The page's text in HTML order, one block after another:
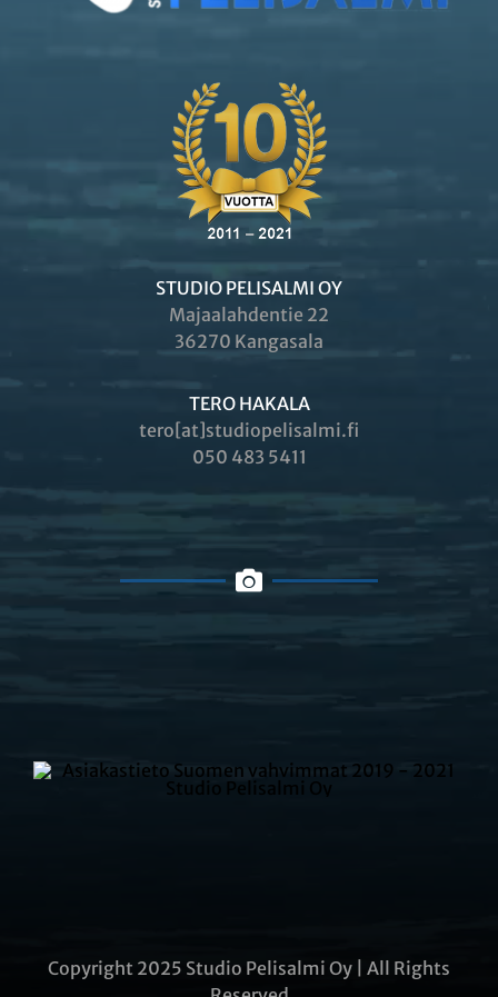
STUDIO PELISALMI OY
Majaalahdentie 22
36270 Kangasala
TERO HAKALA
tero[at]studiopelisalmi.fi
050 483 5411
Copyright 2025 Studio Pelisalmi Oy | All Rights